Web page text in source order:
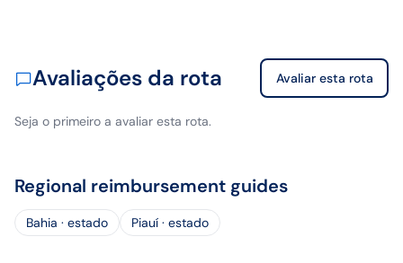
Avaliações da rota Avaliar esta rota
Seja o primeiro a avaliar esta rota.
Regional reimbursement guides
Bahia · estado Piauí · estado